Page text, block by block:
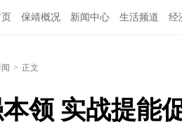
保靖概况 新闻中心 生活频道 经
> 正文
本领 实战提